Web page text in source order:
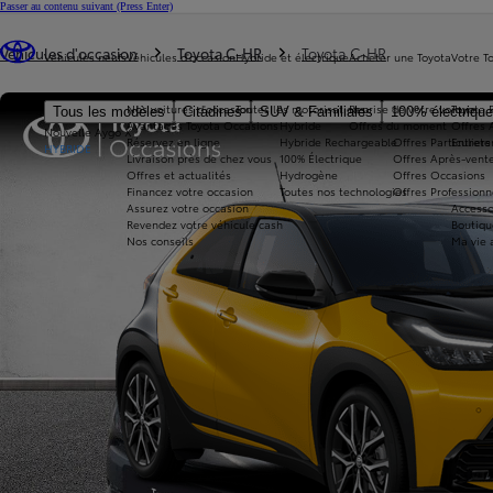
Passer au contenu suivant (Press Enter)
Véhicules neufs
Tous les modèles Citadines SUV & Familiales 100%
Nouvelle Aygo X
HYBRIDE
Véhicules d'occasion
Nos voitures d'occasion
Avantages Toyota Occasions
Réservez en ligne
Livraison près de chez vous
Offres et actualités
Financez votre occasion
Assurez votre occasion
Revendez votre véhicule cash
Nos conseils
Hybride et électrique
Toutes les motorisations
Hybride
Hybride Rechargeable
100% Électrique
Hydrogène
Toutes nos technologies
Acheter une Toyota
Reprise de votre voiture
Offres du moment
Offres Particuliers
Offres Après-
Offres Occasions
Offres
Votre
Toyota
Offres
Ma vie
Véhicules d'occasion Toyota C-HR Toyota C-HR